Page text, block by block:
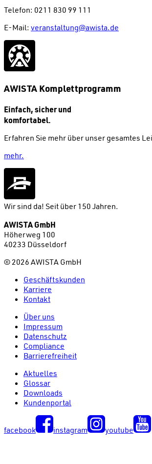
Telefon: 0211 830 99 111
E-Mail: veranstaltung@awista.de
AWISTA Komplettprogramm
Einfach, sicher und
komfortabel.
Erfahren Sie mehr über unser gesamtes
mehr.
Wir sind da! Seit über 150 Jahren.
AWISTA GmbH
Höherweg 100
40233 Düsseldorf
©2026 AWISTA GmbH
Geschäftskunden
Karriere
Kontakt
Über uns
Impressum
Datenschutz
Compliance
Barrierefreiheit
Aktuelles
Glossar
Downloads
Kundenportal
facebook instagram youtube